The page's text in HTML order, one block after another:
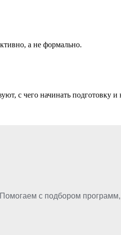
а не формально.
с чего начинать подготовку
с подбором